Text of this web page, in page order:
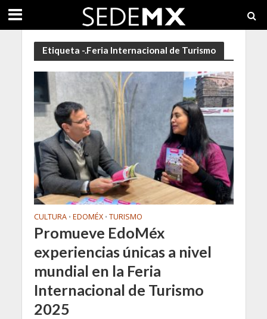
Etiqueta -.Feria Internacional de Turismo
CULTURA • EDOMÉX • TURISMO
Promueve EdoMéx
experiencias únicas a nivel
mundial en la Feria
Internacional de Turismo
2025